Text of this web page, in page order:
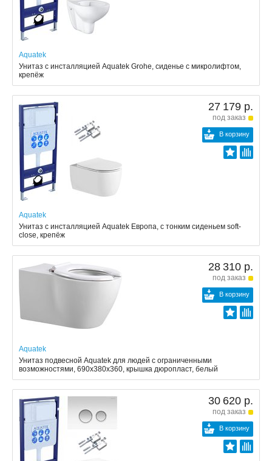
Aquatek
Унитаз с инсталляцией Aquatek Grohe, сиденье с микролифтом,
крепёж
27 179 р.
под заказ
В корзину
Aquatek
Унитаз с инсталляцией Aquatek Европа, с тонким сиденьем soft-
close, крепёж
28 310 р.
под заказ
В корзину
Aquatek
Унитаз подвесной Aquatek для людей с ограниченными
возможностями, 690x380x360, крышка дюропласт, белый
30 620 р.
под заказ
В корзину